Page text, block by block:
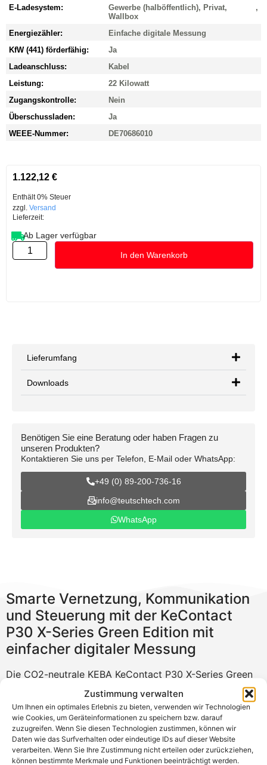
Zustimmung verwalten
Um Ihnen ein optimales Erlebnis zu bieten, verwenden wir Technologien
wie Cookies, um Geräteinformationen zu speichern bzw. darauf
zuzugreifen. Wenn Sie diesen Technologien zustimmen, können wir
Daten wie das Surfverhalten oder eindeutige IDs auf dieser Website
verarbeiten. Wenn Sie Ihre Zustimmung nicht erteilen oder zurückziehen,
können bestimmte Merkmale und Funktionen beeinträchtigt werden.
E-Ladesystem:
Gewerbe (halböffentlich), Privat,
Wallbox
,
Energiezähler:
Einfache digitale Messung
KfW (441) förderfähig:
Ja
Ladeanschluss:
Kabel
Leistung:
22 Kilowatt
Zugangskontrolle:
Nein
Überschussladen:
Ja
WEEE-Nummer:
DE70686010
1.122,12 €
Enthält 0% Steuer
zzgl. Versand
Lieferzeit:
Ab Lager verfügbar
In den Warenkorb
Lieferumfang
Downloads
Benötigen Sie eine Beratung oder haben Fragen zu
unseren Produkten?
Kontaktieren Sie uns per Telefon, E-Mail oder WhatsApp:
+49 (0) 89-200-736-16
info@teutschtech.com
WhatsApp
Smarte Vernetzung, Kommunikation
und Steuerung mit der KeContact
P30 X-Series Green Edition mit
einfacher digitaler Messung
Die CO2-neutrale KEBA KeContact P30 X-Series Green
Edition Kabel mit einfacher digitaler Messung verfügt
über intelligente Schnittstellen zur Kommunikation mit
Smart Home Geräten. Die Wallbox ist Hub/Satellite
fähig und fungiert als Hub. Somit kann sie mit bis zu 15
C-Series verbunden werden. Dies ermöglicht lokales
Lastmanagement.